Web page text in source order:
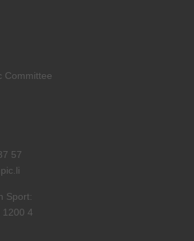
Committee
57
Sport:
1200 4